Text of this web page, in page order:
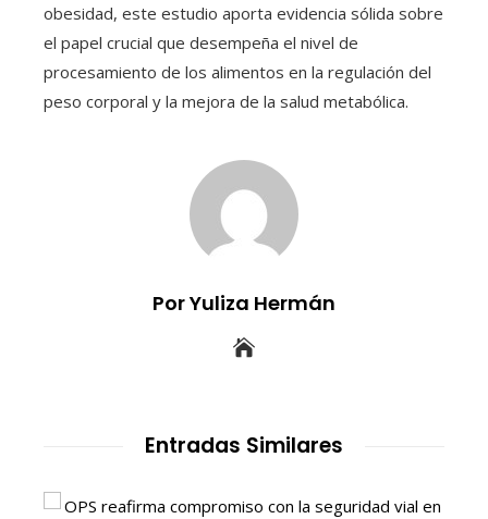
obesidad, este estudio aporta evidencia sólida sobre
el papel crucial que desempeña el nivel de
procesamiento de los alimentos en la regulación del
peso corporal y la mejora de la salud metabólica.
Por Yuliza Hermán
Entradas Similares